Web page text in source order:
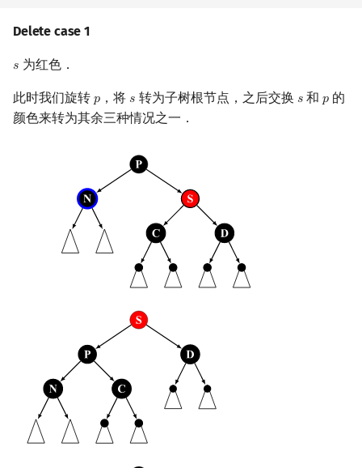
Delete case 1
𝑠
s 为红色．
此时我们旋转 𝑝
p ，将 𝑠
s 转为子树根节点，之后交换 𝑠
s 和𝑝
p 的
颜色来转为其余三种情况之一．